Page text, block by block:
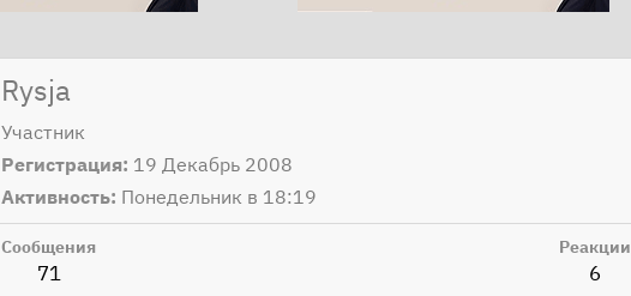
Rysja
Участник
Регистрация 19 Декабрь 2008
Активность Понедельник в 18:19
Сообщения
71
Реакции
6